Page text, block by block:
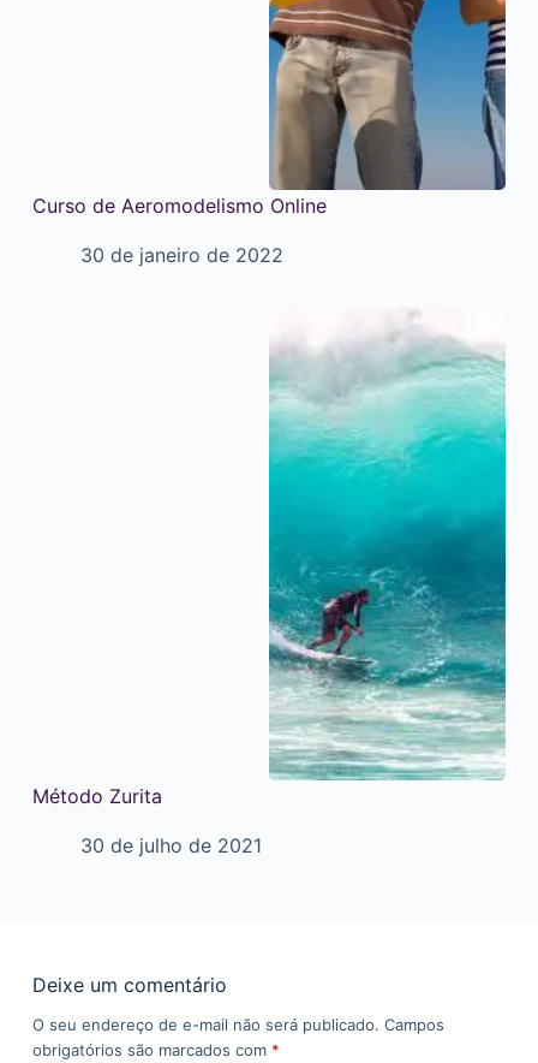
Curso de Aeromodelismo Online
30 de janeiro de 2022
Método Zurita
30 de julho de 2021
Deixe um comentário
O seu endereço de e-mail não será publicado. Campos
obrigatórios são marcados com *